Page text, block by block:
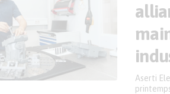
Aserti